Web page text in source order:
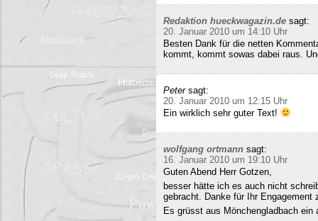
Redaktion hueckwagazin.de sagt:
20. Januar 2010 um 14:10 Uhr
Besten Dank für die netten
kommt, kommt sowas dabei raus.
Peter sagt:
20. Januar 2010 um 12:15 Uhr
Ein wirklich sehr guter Text!
wolfgang ortmann sagt:
16. Januar 2010 um 19:10 Uhr
Guten Abend Herr Gotzen,
besser hätte ich es auch nicht
gebracht. Danke für Ihr Engagement
Es grüsst aus Mönchengladbach ein